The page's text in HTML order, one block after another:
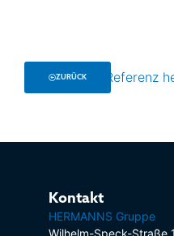
ZURÜCK Referenz
Kontakt
HERMANNS Gruppe
Wilhelm-Speck-Straße